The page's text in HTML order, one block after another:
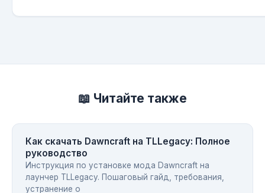
📖 Читайте также
Как скачать Dawncraft на TLLegacy: Полное
руководство
Инструкция по установке мода Dawncraft на
лаунчер TLLegacy. Пошаговый гайд, требования,
устранение о